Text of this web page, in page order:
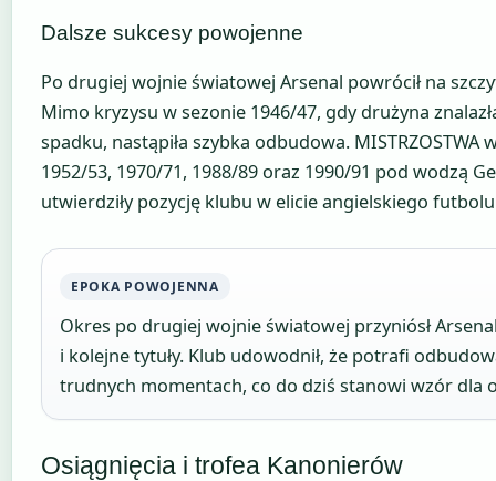
Dalsze sukcesy powojenne
Po drugiej wojnie światowej Arsenal powrócił na
Mimo kryzysu w sezonie 1946/47, gdy drużyna
spadku, nastąpiła szybka odbudowa. MISTRZOSTWA
1952/53, 1970/71, 1988/89 oraz 1990/91 pod wodzą
utwierdziły pozycję klubu w elicie angielskiego
EPOKA POWOJENNA
Okres po drugiej wojnie światowej przyniósł
i kolejne tytuły. Klub udowodnił, że potrafi
trudnych momentach, co do dziś stanowi wzór dla
Osiągnięcia i trofea Kanonierów